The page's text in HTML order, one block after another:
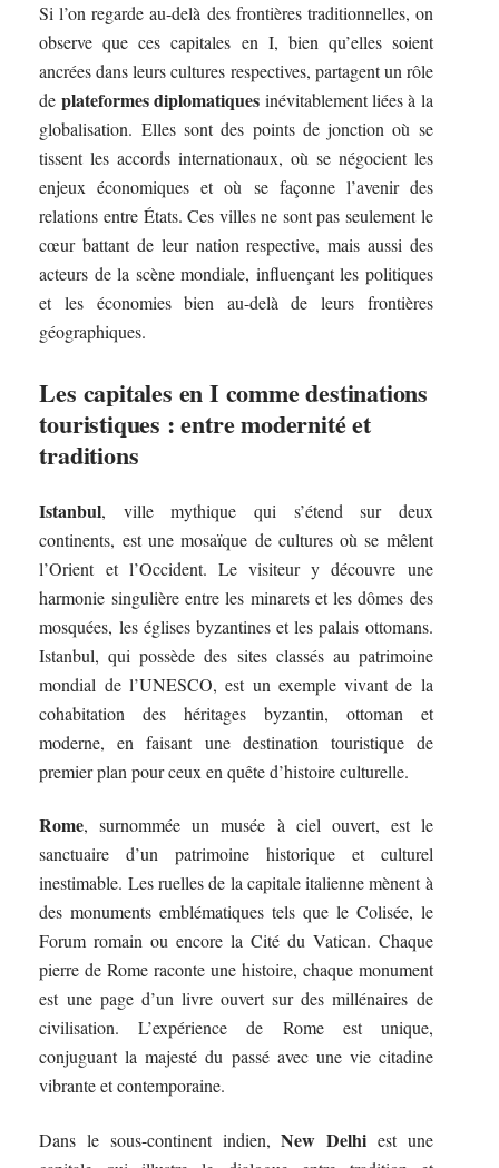
Si l’on regarde au-delà des frontières traditionnelles, on
observe que ces capitales en I, bien qu’elles soient
ancrées dans leurs cultures respectives, partagent un rôle
de plateformes diplomatiques inévitablement liées à la
globalisation. Elles sont des points de jonction où se
tissent les accords internationaux, où se négocient les
enjeux économiques et où se façonne l’avenir des
relations entre États. Ces villes ne sont pas seulement le
cœur battant de leur nation respective, mais aussi des
acteurs de la scène mondiale, influençant les politiques
et les économies bien au-delà de leurs frontières
géographiques.
Les capitales en I comme destinations
touristiques : entre modernité et
traditions
Istanbul, ville mythique qui s’étend sur deux
continents, est une mosaïque de cultures où se mêlent
l’Orient et l’Occident. Le visiteur y découvre une
harmonie singulière entre les minarets et les dômes des
mosquées, les églises byzantines et les palais ottomans.
Istanbul, qui possède des sites classés au patrimoine
mondial de l’UNESCO, est un exemple vivant de la
cohabitation des héritages byzantin, ottoman et
moderne, en faisant une destination touristique de
premier plan pour ceux en quête d’histoire culturelle.
Rome, surnommée un musée à ciel ouvert, est le
sanctuaire d’un patrimoine historique et culturel
inestimable. Les ruelles de la capitale italienne mènent à
des monuments emblématiques tels que le Colisée, le
Forum romain ou encore la Cité du Vatican. Chaque
pierre de Rome raconte une histoire, chaque monument
est une page d’un livre ouvert sur des millénaires de
civilisation. L’expérience de Rome est unique,
conjuguant la majesté du passé avec une vie citadine
vibrante et contemporaine.
Dans le sous-continent indien,New Delhi est une